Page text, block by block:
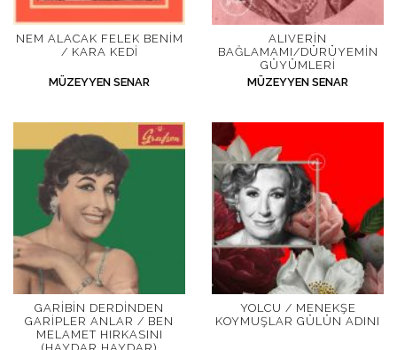
NEM ALACAK FELEK BENIM
/ KARA KEDI
MÜZEYYEN SENAR
ALIVERIN
BAĞLAMAMI/DÜRÜYEMIN
GÜYÜMLERI
MÜZEYYEN SENAR
GARIBIN DERDINDEN
GARIPLER ANLAR / BEN
MELAMET HIRKASINI
YOLCU / MENEKŞE
KOYMUŞLAR GÜLÜN ADINI